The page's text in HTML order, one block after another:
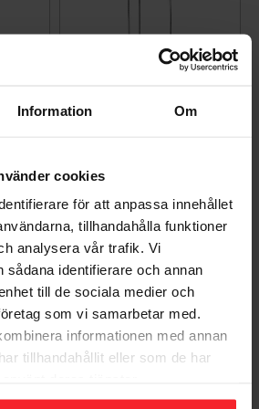
Information Om
cookies
för att anpassa innehållet
tillhandahålla funktioner
analysera vår trafik. Vi
sådana identifierare och annan
till de sociala medier och
som vi samarbetar med.
informationen med annan
tillhandahållit eller som de har
Lägg till i favoriter
8 938